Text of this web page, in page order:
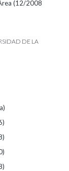
(12/2008
DE LA